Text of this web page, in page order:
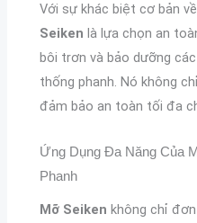
Với sự khác biệt cơ bản
Seiken là lựa chọn an
bôi trơn và bảo dưỡng
thống phanh. Nó không
đảm bảo an toàn tối đa
Ứng Dụng Đa Năng Của
Phanh
Mỡ Seiken không chỉ